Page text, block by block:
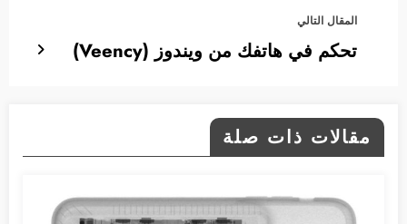
المقال التالي
تحكم في هاتفك من ويندوز (Veency)
مقالات ذات صلة